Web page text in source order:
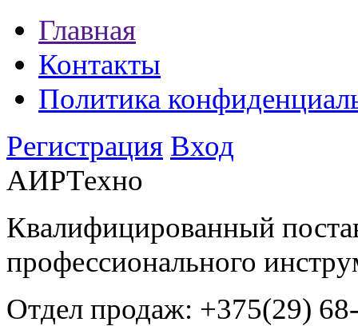
Главная
Контакты
Политика
Регистрация Вход
АИРТехно
Квалифицированный
профессионального
Отдел продаж: +375(29)